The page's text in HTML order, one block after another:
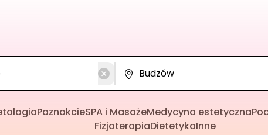
PaznokcieSPA i MasażeMedycyna estetyczna
FizjoterapiaDietetykaInne